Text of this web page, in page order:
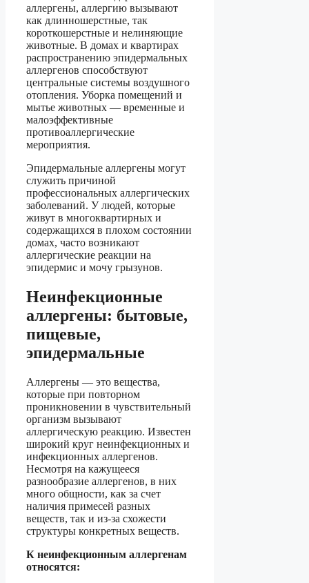
аллергены, аллергию вызывают
как длинношерстные, так
короткошерстные и нелиняющие
животные. В домах и квартирах
распространению эпидермальных
аллергенов способствуют
центральные системы воздушного
отопления. Уборка помещений и
мытье животных — временные и
малоэффективные
противоаллергические
мероприятия.
Эпидермальные аллергены могут
служить причиной
профессиональных аллергических
заболеваний. У людей, которые
живут в многоквартирных и
содержащихся в плохом состоянии
домах, часто возникают
аллергические реакции на
эпидермис и мочу грызунов.
Неинфекционные
аллергены: бытовые,
пищевые,
эпидермальные
Аллергены — это вещества,
которые при повторном
проникновении в чувствительный
организм вызывают
аллергическую реакцию. Известен
широкий круг неинфекционных и
инфекционных аллергенов.
Несмотря на кажущееся
разнообразие аллергенов, в них
много общности, как за счет
наличия примесей разных
веществ, так и из-за схожести
структуры конкретных веществ.
К неинфекционным аллергенам
относятся: